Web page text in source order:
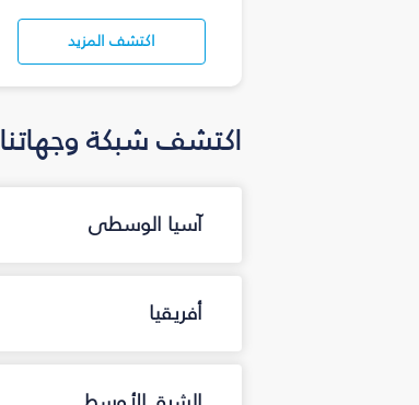
اكتشف المزيد
اكتشف شبكة وجهاتنا
آسيا الوسطى
أفريقيا